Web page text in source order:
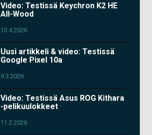
Video: Testissä Keychron K2 HE
All-Wood
13.4.2026
Uusi artikkeli & video: Testissä
Google Pixel 10a
9.3.2026
Video: Testissä Asus ROG Kithara
-pelikuulokkeet
11.2.2026